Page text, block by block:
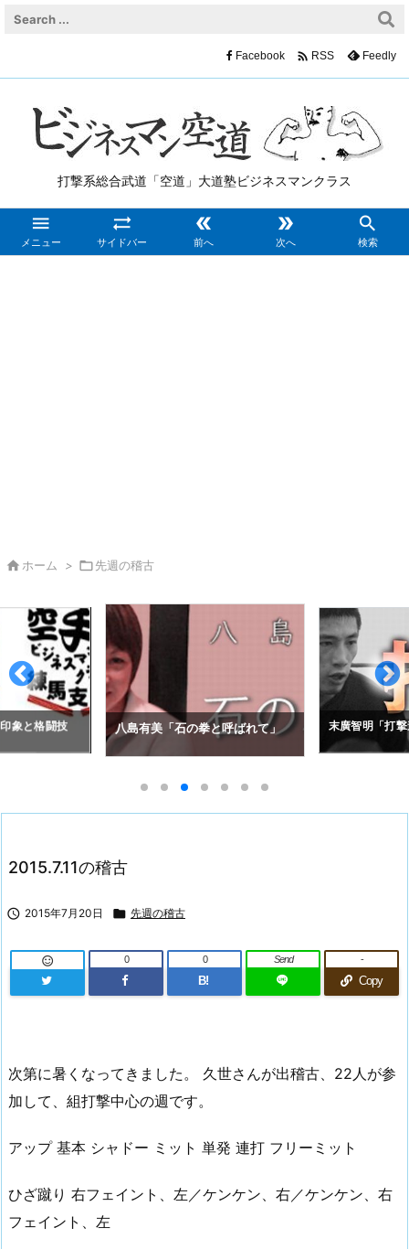
打撃系総合武道「空道」大道塾ビジネスマンクラス

メニュー

サイドバー

前へ

次へ

検索
Facebook  RSS Feedly
 ホーム > 先週の稽古
象と格闘技 八島有美「石の拳と呼ばれて」 末廣智明「打
2015.7.11の稽古
 2015年7月20日  先週の稽古
 0
B!
0 Send
Copy
-
次第に暑くなってきました。 久世さんが出稽古、22人が参
加して、組打撃中心の週です。
アップ 基本 シャドー ミット 単発 連打 フリーミット
ひざ蹴り 右フェイント、左／ケンケン、右／ケンケン、右
フェイント、左